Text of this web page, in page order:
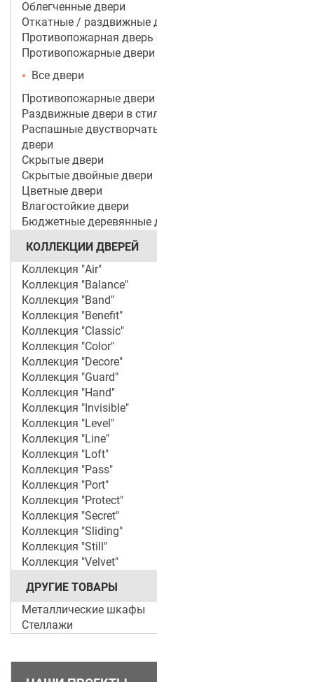
Облегченные двери
Откатные / раздвижные двери
Противопожарная дверь со стеклом
Противопожарные двери
Все двери
Противопожарные двери ei 60
Раздвижные двери в стиле лофт
Распашные двустворчатые межкомнатные
двери
Скрытые двери
Скрытые двойные двери
Цветные двери
Влагостойкие двери
Бюджетные деревянные двери
КОЛЛЕКЦИИ ДВЕРЕЙ
Коллекция "Air"
Коллекция "Balance"
Коллекция "Band"
Коллекция "Benefit"
Коллекция "Classic"
Коллекция "Color"
Коллекция "Decore"
Коллекция "Guard"
Коллекция "Hand"
Коллекция "Invisible"
Коллекция "Level"
Коллекция "Line"
Коллекция "Loft"
Коллекция "Pass"
Коллекция "Port"
Коллекция "Protect"
Коллекция "Secret"
Коллекция "Sliding"
Коллекция "Still"
Коллекция "Velvet"
ДРУГИЕ ТОВАРЫ
Металлические шкафы
Стеллажи